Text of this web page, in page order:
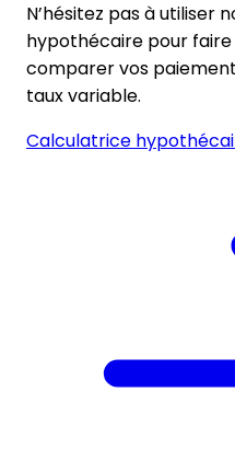
N’hésitez pas à utiliser
hypothécaire pour
comparer vos
taux variable.
Calculatrice